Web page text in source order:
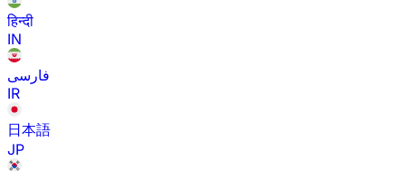
हिन्दी
IN
فارسی
IR
日本語
JP